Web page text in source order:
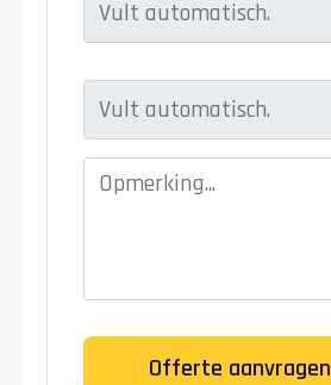
Offerte aanvragen